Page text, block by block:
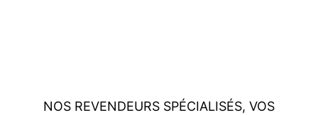
NOS REVENDEURS SPÉCIALISÉS, VOS